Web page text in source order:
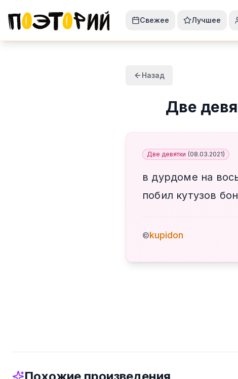
Свежее Лучшее
Назад
Две
Две девятки (08.03.2021)
в дурдоме на
побил кутузов
©kupidon